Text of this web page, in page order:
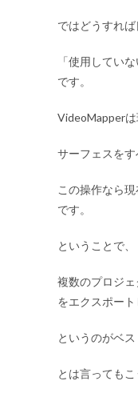
ではどうすれば
「使用してい
です。
VideoMapper
サーフェスを
この操作なら
です。
ということで、
複数のプロジ
をエクスポー
というのがベス
とは言っても